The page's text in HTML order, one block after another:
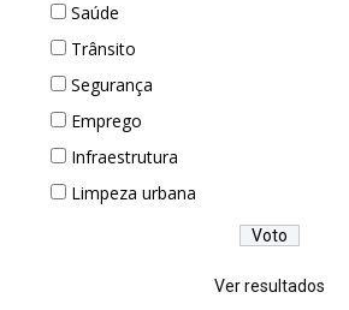
Saúde
Trânsito
Segurança
Emprego
Infraestrutura
Limpeza urbana
Ver resultados